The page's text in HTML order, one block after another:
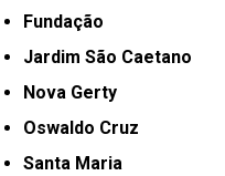
Fundação
Jardim São Caetano
Nova Gerty
Oswaldo Cruz
Santa Maria